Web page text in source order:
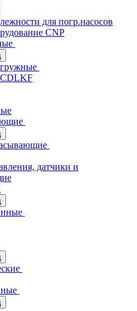
для погр.насосов
CNP
датчики и